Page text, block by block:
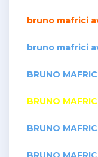
bruno mafrici
bruno mafrici
BRUNO
BRUNO
BRUNO